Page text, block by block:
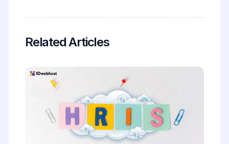
Related Articles